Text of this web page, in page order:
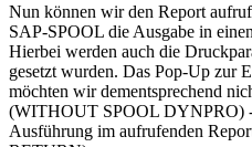
Nun können wir den Report
SAP-SPOOL die Ausgabe in
Hierbei werden auch die
gesetzt wurden. Das Pop-Up zur
möchten wir dementsprechend
(WITHOUT SPOOL DYNPRO)
Ausführung im aufrufenden